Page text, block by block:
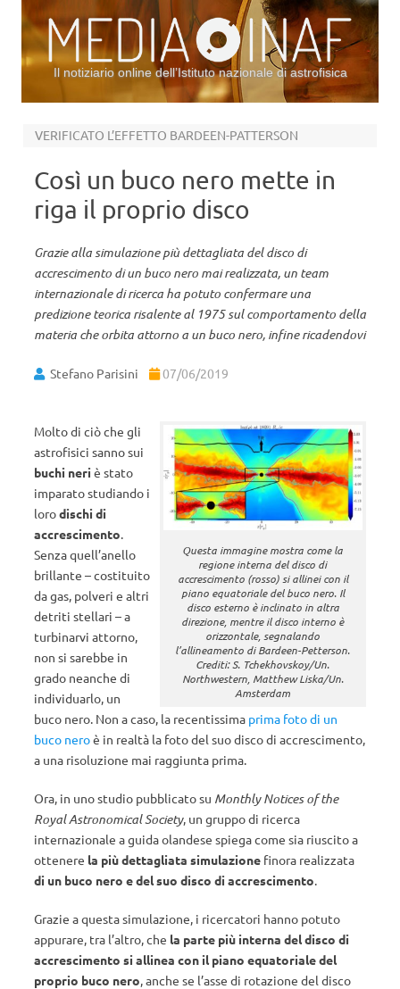
Il notiziario online dell’Istituto nazionale di astrofisica
VERIFICATO L’EFFETTO BARDEEN-PATTERSON
Così un buco nero mette in
riga il proprio disco
Grazie alla simulazione più dettagliata del disco di
accrescimento di un buco nero mai realizzata, un team
internazionale di ricerca ha potuto confermare una
predizione teorica risalente al 1975 sul comportamento della
materia che orbita attorno a un buco nero, infine ricadendovi
Stefano Parisini 07/06/2019
Questa immagine mostra come la
regione interna del disco di
accrescimento (rosso) si allinei con il
piano equatoriale del buco nero. Il
disco esterno è inclinato in altra
direzione, mentre il disco interno è
orizzontale, segnalando
l’allineamento di Bardeen-Petterson.
Crediti: S. Tchekhovskoy/Un.
Northwestern, Matthew Liska/Un.
Amsterdam
Molto di ciò che gli
astrofisici sanno sui
buchi neri è stato
imparato studiando i
lorodischi di
accrescimento.
Senza quell’anello
brillante – costituito
da gas, polveri e altri
detriti stellari – a
turbinarvi attorno,
non si sarebbe in
grado neanche di
individuarlo, un
buco nero. Non a caso, la recentissima prima foto di un
buco neroè in realtà la foto del suo disco di accrescimento,
a una risoluzione mai raggiunta prima.
Ora, in uno studio pubblicato su Monthly Notices of the
Royal Astronomical Society, un gruppo di ricerca
internazionale a guida olandese spiega come sia riuscito a
ottenere la più dettagliata simulazione finora realizzata
di un buco nero e del suo disco di accrescimento.
Grazie a questa simulazione, i ricercatori hanno potuto
appurare, tra l’altro, che la parte più interna del disco di
accrescimento si allinea con il piano equatoriale del
proprio buco nero, anche se l’asse di rotazione del disco